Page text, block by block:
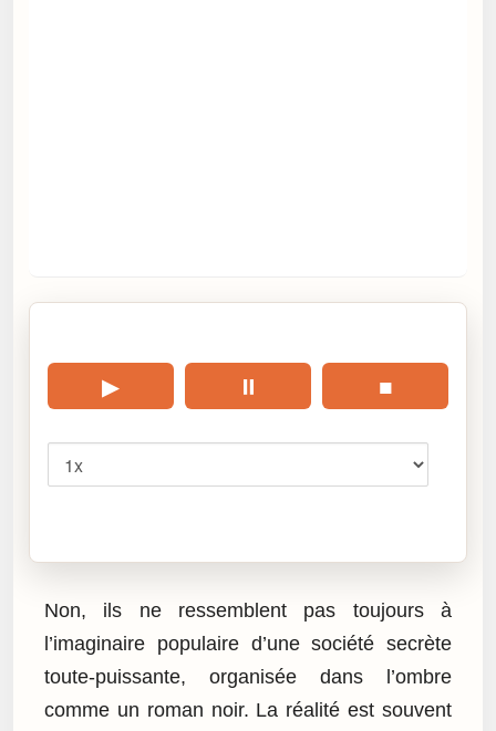
▶ ⏸ ■
Non, ils ne ressemblent pas toujours à
l’imaginaire populaire d’une société secrète
toute-puissante, organisée dans l’ombre
comme un roman noir. La réalité est souvent